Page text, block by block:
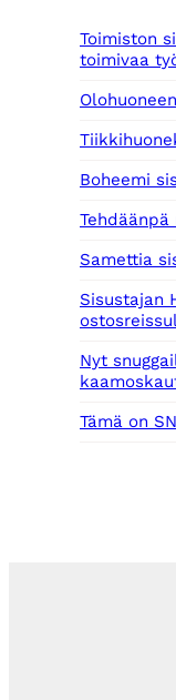
Toimiston
toimivaa
Boheemi
Samettia
Sisustajan
Nyt
Tämä on